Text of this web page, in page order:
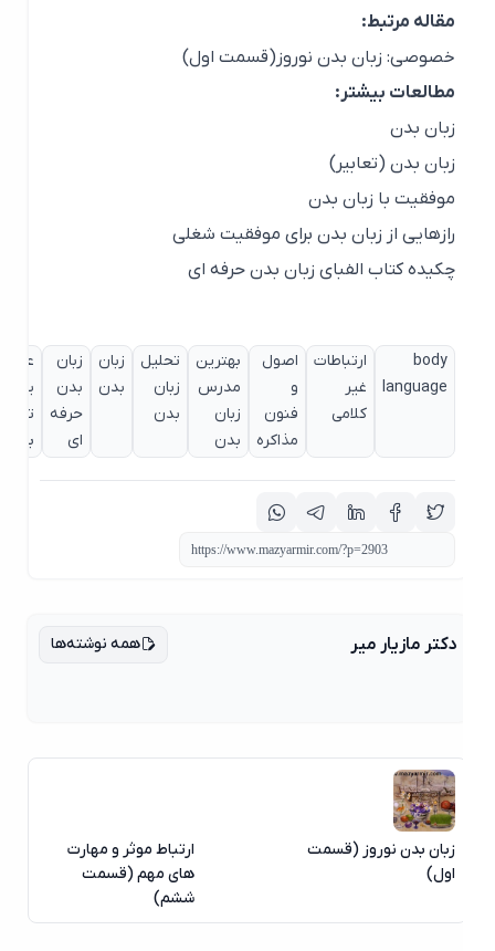
مقاله مرتبط:
خصوصی: زبان بدن نوروز(قسمت اول)
مطالعات بیشتر:
زبان بدن
زبان بدن (تعابیر)
موفقیت با زبان بدن
رازهایی از زبان بدن برای موفقیت شغلی
چکیده کتاب الفبای زبان بدن حرفه ای
body
language
ارتباطات
غیر
کلامی
اصول
فنون
مذاکره
بهترین
مدرس
زبان
بدن
تحلیل
زبان
زبان
بدن
زبان
بدن
حرفه
عارضه
یابی
تخصصی
دکتر مازیار میر همه نوشته‌ها
زبان بدن نوروز (قسمت
ارتباط موثر و مهارت
های مهم (قسمت
ششم)